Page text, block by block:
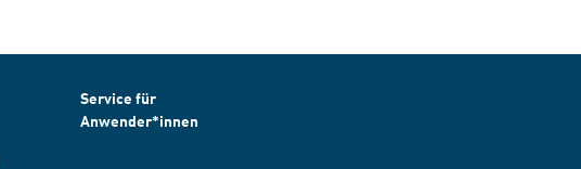
Service für
Anwender*innen